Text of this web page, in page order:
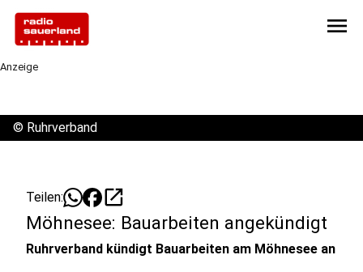
menu
Anzeige
© Ruhrverband
Teilen: open_in_new
Möhnesee: Bauarbeiten angekündigt
Ruhrverband kündigt Bauarbeiten am Möhnesee an